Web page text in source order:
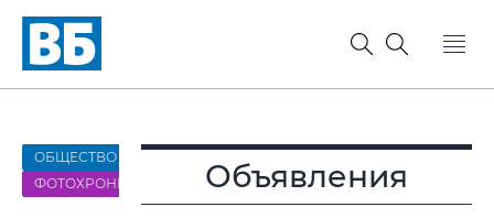
ОБЩЕСТВО
ФОТОХРОНИКА
Объявления